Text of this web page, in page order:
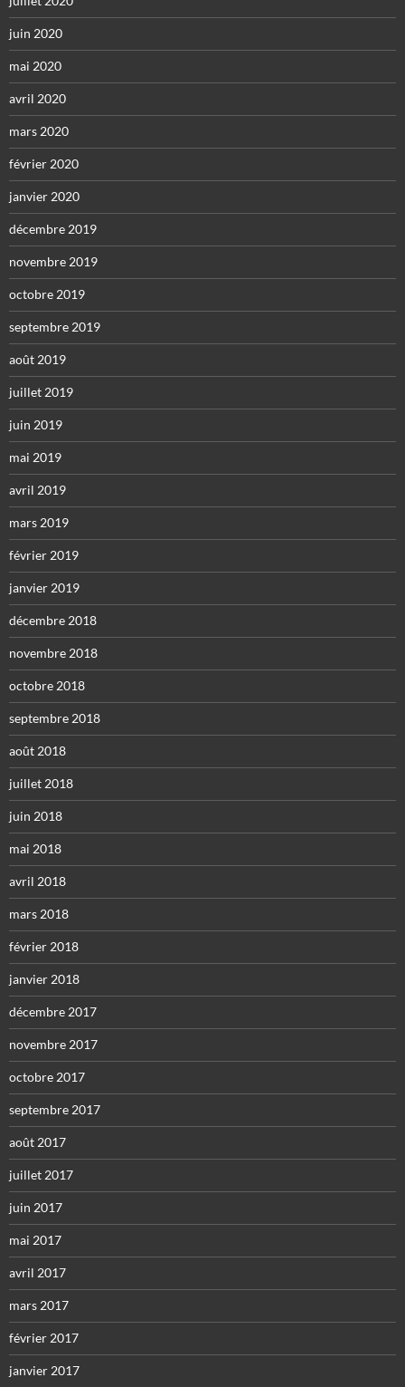
juin 2020
mai 2020
avril 2020
mars 2020
février 2020
janvier 2020
décembre 2019
novembre 2019
octobre 2019
septembre 2019
août 2019
juillet 2019
juin 2019
mai 2019
avril 2019
mars 2019
février 2019
janvier 2019
décembre 2018
novembre 2018
octobre 2018
septembre 2018
août 2018
juillet 2018
juin 2018
mai 2018
avril 2018
mars 2018
février 2018
janvier 2018
décembre 2017
novembre 2017
octobre 2017
septembre 2017
août 2017
juillet 2017
juin 2017
mai 2017
avril 2017
mars 2017
février 2017
janvier 2017